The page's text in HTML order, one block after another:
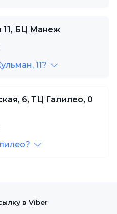
11, БЦ Манеж
11?
6, ТЦ Галилео, 0
в Viber